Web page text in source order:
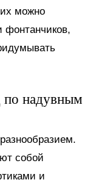
можно
фонтанчиков,
по надувным
собой
и